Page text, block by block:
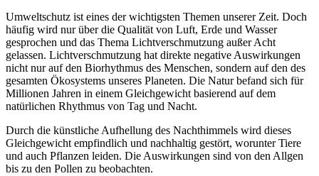
Umweltschutz ist eines der wichtigsten Themen unserer Zeit. Doch
häufig wird nur über die Qualität von Luft, Erde und Wasser
gesprochen und das Thema Lichtverschmutzung außer Acht
gelassen. Lichtverschmutzung hat direkte negative Auswirkungen
nicht nur auf den Biorhythmus des Menschen, sondern auf den des
gesamten Ökosystems unseres Planeten. Die Natur befand sich für
Millionen Jahren in einem Gleichgewicht basierend auf dem
natürlichen Rhythmus von Tag und Nacht.
Durch die künstliche Aufhellung des Nachthimmels wird dieses
Gleichgewicht empfindlich und nachhaltig gestört, worunter Tiere
und auch Pflanzen leiden. Die Auswirkungen sind von den Allgen
bis zu den Pollen zu beobachten.